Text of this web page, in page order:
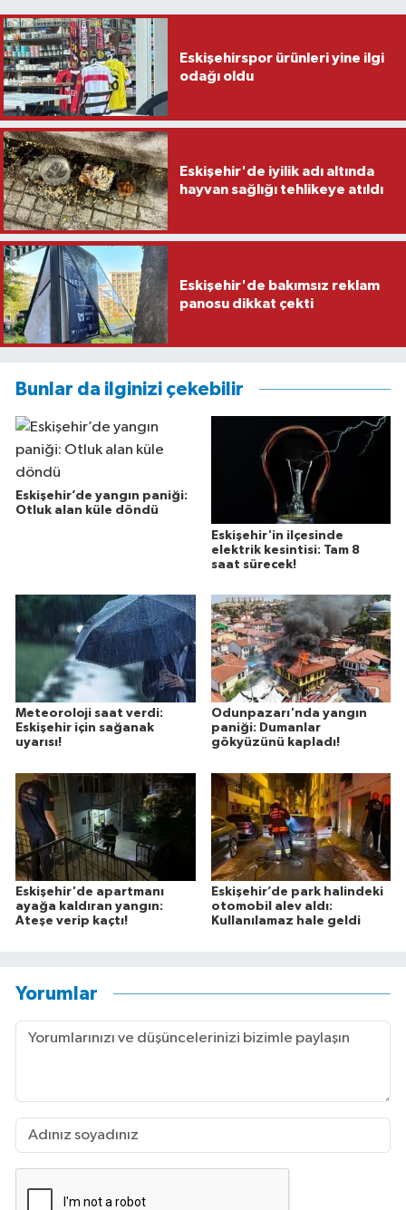
Eskişehirspor ürünleri yine ilgi
odağı oldu
Eskişehir'de iyilik adı altında
hayvan sağlığı tehlikeye atıldı
Eskişehir'de bakımsız reklam
panosu dikkat çekti
Bunlar da ilginizi çekebilir
Eskişehir’de yangın paniği:
Otluk alan küle döndü
Eskişehir'in ilçesinde
elektrik kesintisi: Tam 8
saat sürecek!
Meteoroloji saat verdi:
Eskişehir için sağanak
uyarısı!
Odunpazarı'nda yangın
paniği: Dumanlar
gökyüzünü kapladı!
Eskişehir'de apartmanı
ayağa kaldıran yangın:
Ateşe verip kaçtı!
Eskişehir’de park halindeki
otomobil alev aldı:
Kullanılamaz hale geldi
Yorumlar